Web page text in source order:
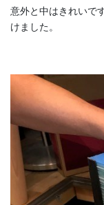
意外と中はきれいで
けました。